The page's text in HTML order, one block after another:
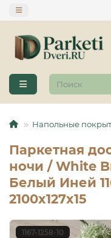
Напольные
Паркетная
ночи / White
Белый Иней
2100x127x15
1167-1258-10